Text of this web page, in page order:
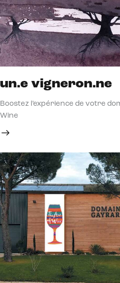
un.e vigneron.ne
Boostez l’expérience de votre
Wine